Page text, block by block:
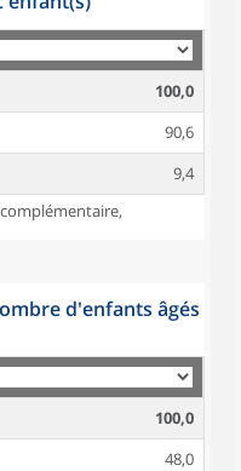
100,0
90,6
9,4
d'enfants âgés
100,0
48,0